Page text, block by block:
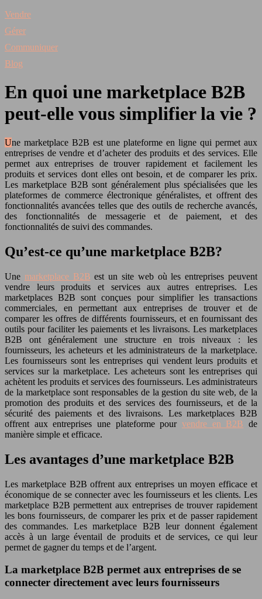
Vendre
Gérer
Communiquer
Blog
En quoi une marketplace B2B
peut-elle vous simplifier la vie ?
Une marketplace B2B est une plateforme en ligne qui permet aux
entreprises de vendre et d’acheter des produits et des services. Elle
permet aux entreprises de trouver rapidement et facilement les
produits et services dont elles ont besoin, et de comparer les prix.
Les marketplace B2B sont généralement plus spécialisées que les
plateformes de commerce électronique généralistes, et offrent des
fonctionnalités avancées telles que des outils de recherche avancés,
des fonctionnalités de messagerie et de paiement, et des
fonctionnalités de suivi des commandes.
Qu’est-ce qu’une marketplace B2B?
Une marketplace B2B est un site web où les entreprises peuvent
vendre leurs produits et services aux autres entreprises. Les
marketplaces B2B sont conçues pour simplifier les transactions
commerciales, en permettant aux entreprises de trouver et de
comparer les offres de différents fournisseurs, et en fournissant des
outils pour faciliter les paiements et les livraisons. Les marketplaces
B2B ont généralement une structure en trois niveaux : les
fournisseurs, les acheteurs et les administrateurs de la marketplace.
Les fournisseurs sont les entreprises qui vendent leurs produits et
services sur la marketplace. Les acheteurs sont les entreprises qui
achètent les produits et services des fournisseurs. Les administrateurs
de la marketplace sont responsables de la gestion du site web, de la
promotion des produits et des services des fournisseurs, et de la
sécurité des paiements et des livraisons. Les marketplaces B2B
offrent aux entreprises une plateforme pour vendre en B2B de
manière simple et efficace.
Les avantages d’une marketplace B2B
Les marketplace B2B offrent aux entreprises un moyen efficace et
économique de se connecter avec les fournisseurs et les clients. Les
marketplace B2B permettent aux entreprises de trouver rapidement
les bons fournisseurs, de comparer les prix et de passer rapidement
des commandes. Les marketplace B2B leur donnent également
accès à un large éventail de produits et de services, ce qui leur
permet de gagner du temps et de l’argent.
La marketplace B2B permet aux entreprises de se
connecter directement avec leurs fournisseurs